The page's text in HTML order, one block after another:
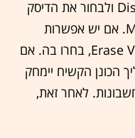
שם למעשה, צריך לבחור Disk Utility ולבחור את הדיסק
הפנימי שקוראים לו Macintosh HD. אם יש אפשרות
שהכותרת שלה זה Erase Volume Group, בחרו בה. אם
הכונן הקשיח יימחק
לאחר זאת,